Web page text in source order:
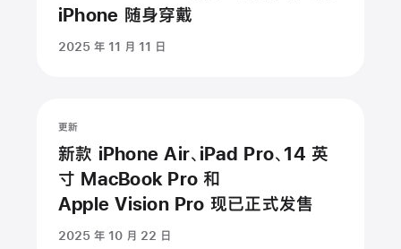
iPhone 随身穿戴
2025 年 11 月 11 日
更新
新款 iPhone Air、iPad Pro、14 英
寸 MacBook Pro 和
Apple Vision Pro 现已正式发售
2025 年 10 月 22 日